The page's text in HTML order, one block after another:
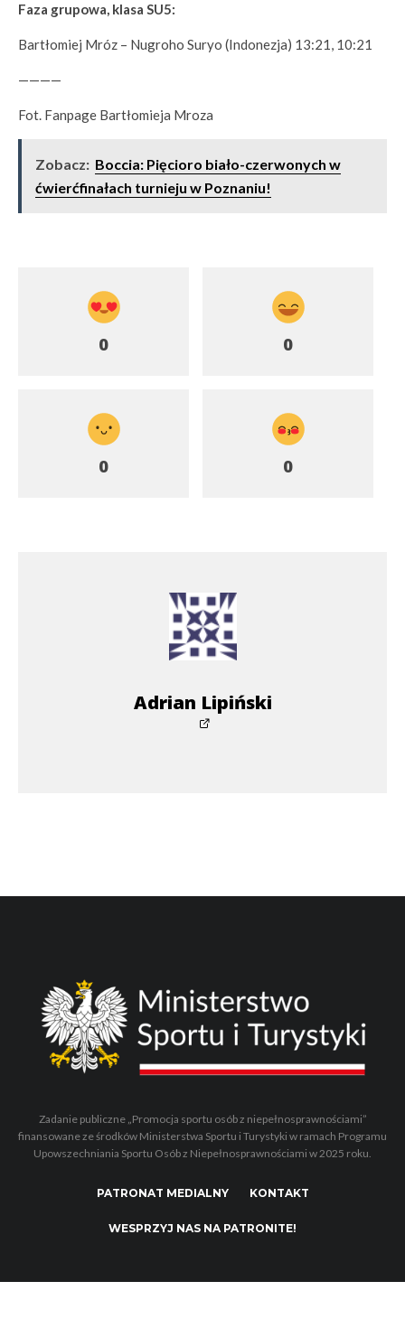
Faza grupowa, klasa SU5:
Bartłomiej Mróz – Nugroho Suryo (Indonezja) 13:21, 10:21
————
Fot. Fanpage Bartłomieja Mroza
Zobacz: Boccia: Pięcioro biało-czerwonych w
ćwierćfinałach turnieju w Poznaniu!
0 0
0 0
Adrian Lipiński
Zadanie publiczne „Promocja sportu osób z niepełnosprawnościami”
finansowane ze środków Ministerstwa Sportu i Turystyki w ramach Programu
Upowszechniania Sportu Osób z Niepełnosprawnościami w 2025 roku.
PATRONAT MEDIALNY KONTAKT
WESPRZYJ NAS NA PATRONITE!